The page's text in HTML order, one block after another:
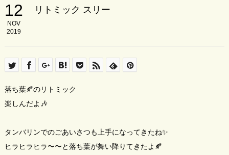
12
NOV
2019
リトミック スリー
落ち葉🍂のリトミック
楽しんだよ🎶
タンバリンでのごあいさつも上手になってきたね✨
ヒラヒラヒラ〜〜と落ち葉が舞い降りてきたよ🍂